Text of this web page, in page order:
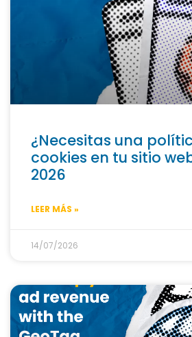
¿Necesitas una
cookies en tu sitio
2026
LEER MÁS »
14/07/2026